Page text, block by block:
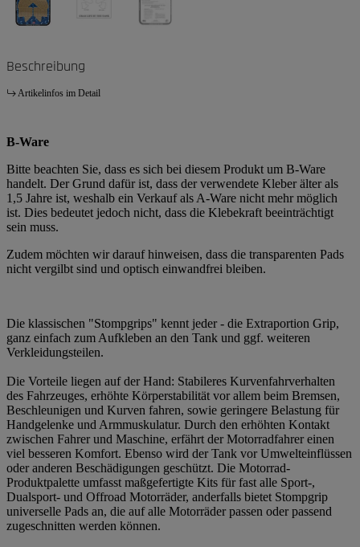
Beschreibung
Artikelinfos im Detail
B-Ware
Bitte beachten Sie, dass es sich bei diesem Produkt um B-Ware
handelt. Der Grund dafür ist, dass der verwendete Kleber älter als
1,5 Jahre ist, weshalb ein Verkauf als A-Ware nicht mehr möglich
ist. Dies bedeutet jedoch nicht, dass die Klebekraft beeinträchtigt
sein muss.
Zudem möchten wir darauf hinweisen, dass die transparenten Pads
nicht vergilbt sind und optisch einwandfrei bleiben.
Die klassischen "Stompgrips" kennt jeder - die Extraportion Grip,
ganz einfach zum Aufkleben an den Tank und ggf. weiteren
Verkleidungsteilen.
Die Vorteile liegen auf der Hand: Stabileres Kurvenfahrverhalten
des Fahrzeuges, erhöhte Körperstabilität vor allem beim Bremsen,
Beschleunigen und Kurven fahren, sowie geringere Belastung für
Handgelenke und Armmuskulatur. Durch den erhöhten Kontakt
zwischen Fahrer und Maschine, erfährt der Motorradfahrer einen
viel besseren Komfort. Ebenso wird der Tank vor Umwelteinflüssen
oder anderen Beschädigungen geschützt. Die Motorrad-
Produktpalette umfasst maßgefertigte Kits für fast alle Sport-,
Dualsport- und Offroad Motorräder, anderfalls bietet Stompgrip
universelle Pads an, die auf alle Motorräder passen oder passend
zugeschnitten werden können.